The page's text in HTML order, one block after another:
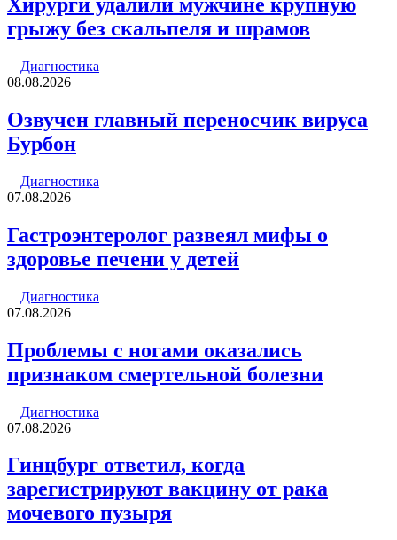
Хирурги удалили мужчине крупную
грыжу без скальпеля и шрамов
Диагностика
08.08.2026
Озвучен главный переносчик вируса
Бурбон
Диагностика
07.08.2026
Гастроэнтеролог развеял мифы о
здоровье печени у детей
Диагностика
07.08.2026
Проблемы с ногами оказались
признаком смертельной болезни
Диагностика
07.08.2026
Гинцбург ответил, когда
зарегистрируют вакцину от рака
мочевого пузыря